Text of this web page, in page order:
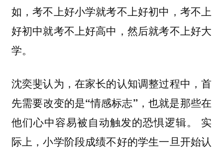
如，考不上好小学就考不上好初中，考不上
好初中就考不上好高中，然后就考不上好大
学。
沈奕斐认为，在家长的认知调整过程中，首
先需要改变的是“情感标志”，也就是那些在
他们心中容易被自动触发的恐惧逻辑。 实
际上，小学阶段成绩不好的学生一旦开始认